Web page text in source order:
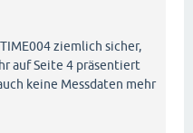
ziemlich sicher,
auf Seite 4 präsentiert
keine Messdaten mehr